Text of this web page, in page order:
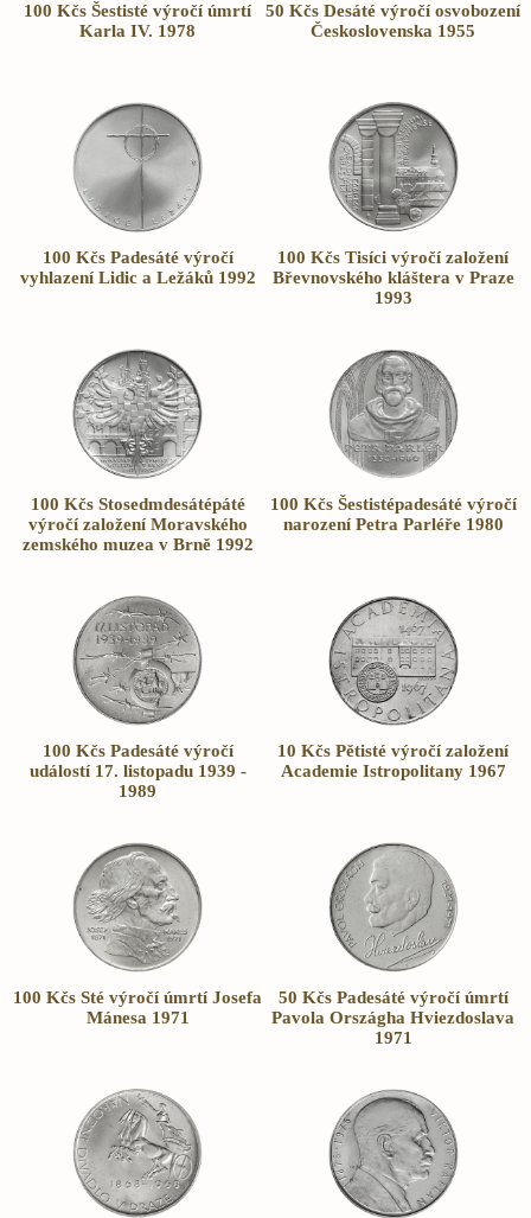
100 Kčs Šestisté výročí úmrtí
Karla IV. 1978
50 Kčs Desáté výročí osvobození
Československa 1955
100 Kčs Padesáté výročí
vyhlazení Lidic a Ležáků 1992
100 Kčs Tisíci výročí založení
Břevnovského kláštera v Praze
1993
100 Kčs Stosedmdesátépáté
výročí založení Moravského
zemského muzea v Brně 1992
100 Kčs Šestistépadesáté výročí
narození Petra Parléře 1980
100 Kčs Padesáté výročí
událostí 17. listopadu 1939 -
1989
10 Kčs Pětisté výročí založení
Academie Istropolitany 1967
100 Kčs Sté výročí úmrtí Josefa
Mánesa 1971
50 Kčs Padesáté výročí úmrtí
Pavola Országha Hviezdoslava
1971